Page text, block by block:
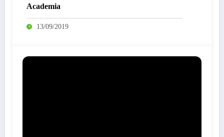
Academia
13/09/2019